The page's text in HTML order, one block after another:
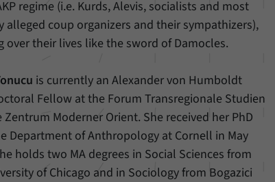
regime (i.e. Kurds, Alevis, socialists and most
alleged coup organizers and their sympathizers),
over their lives like the sword of Damocles.
is currently an Alexander von Humboldt
Fellow at the Forum Transregionale Studien
Zentrum Moderner Orient. She received her PhD
Department of Anthropology at Cornell in May
holds two MA degrees in Social Sciences from
of Chicago and in Sociology from Bogazici
können wir für kurze Zeit Daten
Aufenthalt von Besuchern auf
speichern.